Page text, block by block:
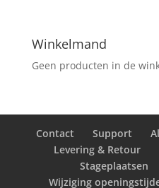
Winkelmand
Geen producten in de
Contact Support
Levering & Retour
Stageplaatsen
Wijziging